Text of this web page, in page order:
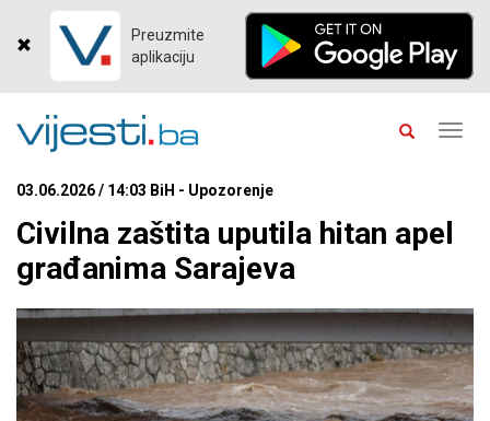
Preuzmite
aplikaciju
03.06.2026 / 14:03 BiH - Upozorenje
Civilna zaštita uputila hitan apel
građanima Sarajeva